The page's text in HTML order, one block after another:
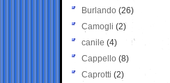
Burlando (26)
Camogli (2)
canile (4)
Cappello (8)
Caprotti (2)